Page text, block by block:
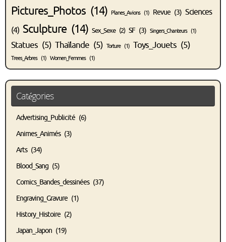
Pictures_Photos (14) Planes_Avions(1) Revue (3) Sciences
(4) Sculpture(14) Sex_Sexe(2) SF (3) Singers_Chanteurs(1)
Statues (5) Thaïlande (5) Torture(1) Toys_Jouets (5)
Trees_Arbres(1) Women_Femmes(1)
Catégories
Advertising_Publicité (6)
Animes_Animés(3)
Arts(34)
Blood_Sang (5)
Comics_Bandes_dessinées(37)
Engraving_Gravure (1)
History_Histoire (2)
Japan_Japon (19)